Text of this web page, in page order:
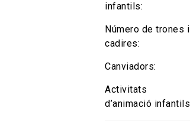
infantils
Número de trones i
cadires
Canviadors
Activitats
d’animació infantils